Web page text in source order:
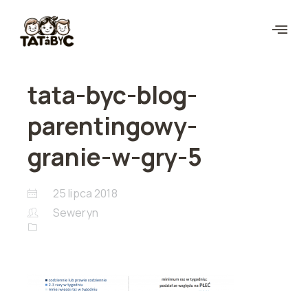
tata-byc-blog-
parentingowy-
granie-w-gry-5
25 lipca 2018
Seweryn